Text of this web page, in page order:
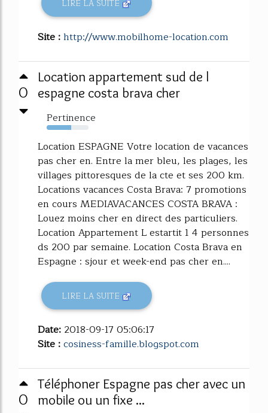
LIRE LA SUITE
Site :http://www.mobilhome-location.com
0
Location appartement sud de l
espagne costa brava cher
Pertinence
59%
Location ESPAGNE Votre location de vacances
pas cher en. Entre la mer bleu, les plages, les
villages pittoresques de la cte et ses 200 km.
Locations vacances Costa Brava: 7 promotions
en cours MEDIAVACANCES COSTA BRAVA :
Louez moins cher en direct des particuliers.
Location Appartement L estartit 1 4 personnes
ds 200 par semaine. Location Costa Brava en
Espagne : sjour et week-end pas cher en....
LIRE LA SUITE
Date: 2018-09-17 05:06:17
Site :cosiness-famille.blogspot.com
0
Téléphoner Espagne pas cher avec un
mobile ou un fixe ...